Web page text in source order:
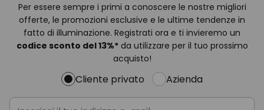
Per essere sempre i primi a conoscere le nostre migliori
offerte, le promozioni esclusive e le ultime tendenze in
fatto di illuminazione. Registrati ora e ti invieremo un
codice sconto del13%*da utilizzare per il tuo prossimo
acquisto!
Cliente privato Azienda